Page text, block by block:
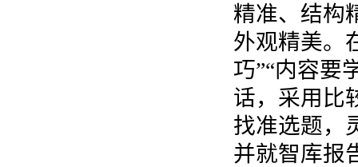
精准、结构
外观精美。
巧”“内容要
话，采用比
找准选题，
并就智库报